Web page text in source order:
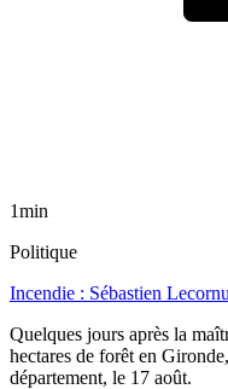
1min
Politique
Incendie : Sébastien
Quelques jours après la
hectares de forêt en
département, le 17 août.